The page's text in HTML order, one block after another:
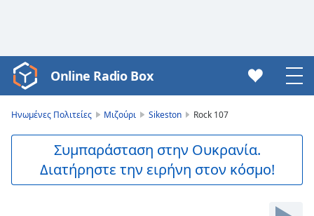
Video
Player
Skip
Online Radio Box
Ηνωμένες Πολιτείες Μιζούρι Sikeston Rock 107
Συμπαράσταση στην Ουκρανία.
Διατήρηστε την ειρήνη στον κόσμο!